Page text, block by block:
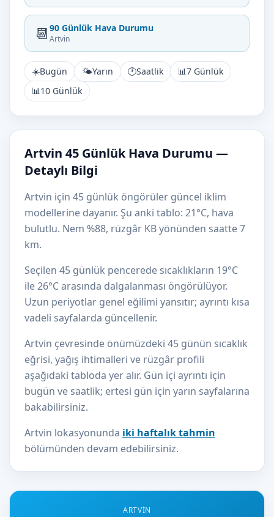
ARTVIN
📆 90 Günlük Hava Durumu
Artvin
☀️Bugün 🌤️Yarın 🕐Saatlik 📊7 Günlük
📊10 Günlük
Artvin 45 Günlük Hava Durumu —
Detaylı Bilgi
Artvin için 45 günlük öngörüler güncel iklim
modellerine dayanır. Şu anki tablo: 21°C, hava
bulutlu. Nem %88, rüzgâr KB yönünden saatte 7
km.
Seçilen 45 günlük pencerede sıcaklıkların 19°C
ile 26°C arasında dalgalanması öngörülüyor.
Uzun periyotlar genel eğilimi yansıtır; ayrıntı kısa
vadeli sayfalarda güncellenir.
Artvin çevresinde önümüzdeki 45 günün sıcaklık
eğrisi, yağış ihtimalleri ve rüzgâr profili
aşağıdaki tabloda yer alır. Gün içi ayrıntı için
bugün ve saatlik; ertesi gün için yarın sayfalarına
bakabilirsiniz.
Artvin lokasyonunda iki haftalık tahmin
bölümünden devam edebilirsiniz.